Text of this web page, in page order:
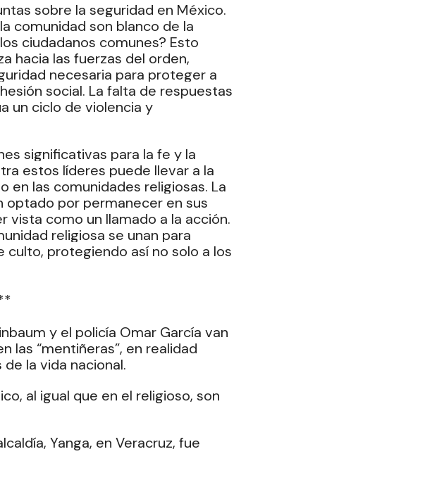
sobre la seguridad en México.
comunidad son blanco de la
ciudadanos comunes? Esto
hacia las fuerzas del orden,
necesaria para proteger a
social. La falta de respuestas
un ciclo de violencia y
significativas para la fe y la
estos líderes puede llevar a la
en las comunidades religiosas. La
optado por permanecer en sus
vista como un llamado a la acción.
religiosa se unan para
protegiendo así no solo a los
y el policía Omar García van
las “mentiñeras”, en realidad
la vida nacional.
al igual que en el religioso, son
Yanga, en Veracruz, fue